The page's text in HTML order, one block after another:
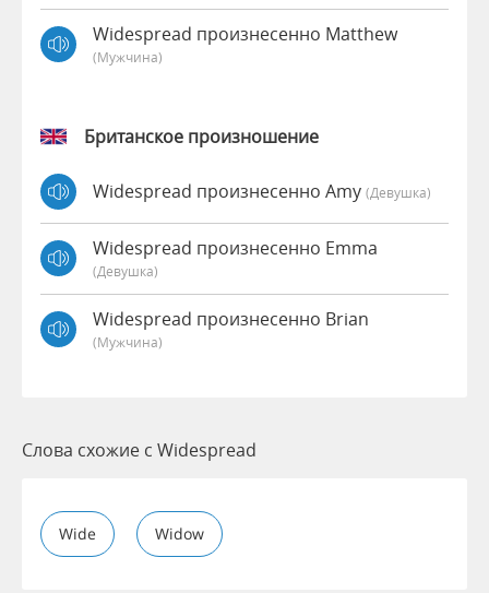
Widespread произнесенно Matthew
(мужчина)
Британское произношение
Widespread произнесенно Amy (девушка)
Widespread произнесенно Emma
(девушка)
Widespread произнесенно Brian
(мужчина)
Слова схожие с Widespread
Wide Widow